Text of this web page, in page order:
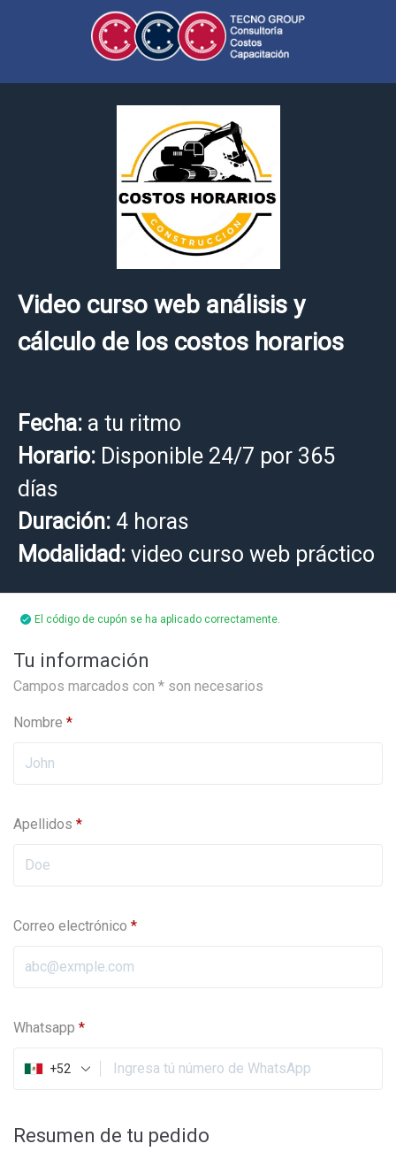
Video curso web análisis y
cálculo de los costos horarios
Fecha: a tu ritmo
Horario: Disponible 24/7 por 365
días
Duración: 4 horas
Modalidad: video curso web práctico
El código de cupón se ha aplicado correctamente.
Tu información
Campos marcados con * son necesarios
Nombre *
Apellidos *
Correo electrónico *
Whatsapp *
+52
Resumen de tu pedido